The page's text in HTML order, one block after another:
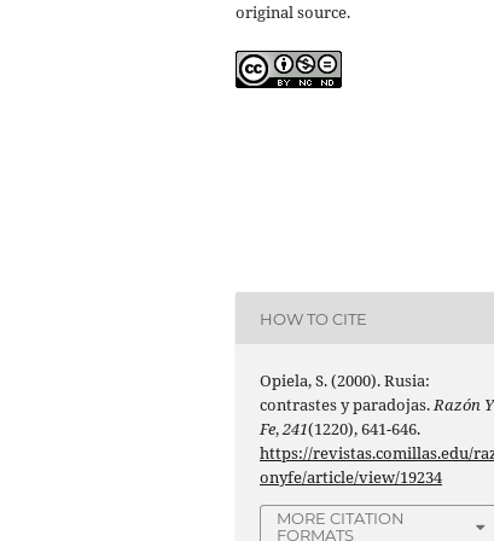
original source.
HOW TO CITE
Opiela, S. (2000). Rusia:
contrastes y paradojas.Razón Y
Fe,241(1220), 641-646.
https://revistas.comillas.edu/
onyfe/article/view/19234
MORE CITATION
FORMATS